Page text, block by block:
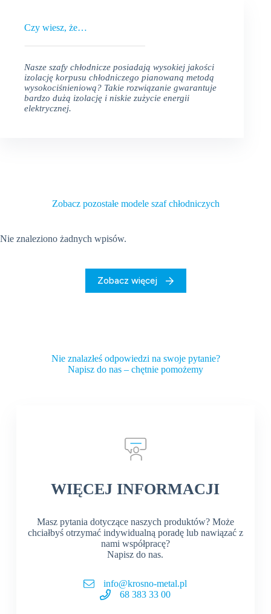
Czy wiesz, że…
Nasze szafy chłodnicze posiadają wysokiej jakości
izolację korpusu chłodniczego pianowaną metodą
wysokociśnieniową? Takie rozwiązanie gwarantuje
bardzo dużą izolację i niskie zużycie energii
elektrycznej.
Zobacz pozostałe modele szaf chłodniczych
Nie znaleziono żadnych wpisów.
Zobacz więcej
Nie znalazłeś odpowiedzi na swoje pytanie?
Napisz do nas – chętnie pomożemy
WIĘCEJ INFORMACJI
Masz pytania dotyczące naszych produktów? Może
chciałbyś otrzymać indywidualną poradę lub nawiązać z
nami współpracę?
Napisz do nas.
info@krosno-metal.pl
68 383 33 00